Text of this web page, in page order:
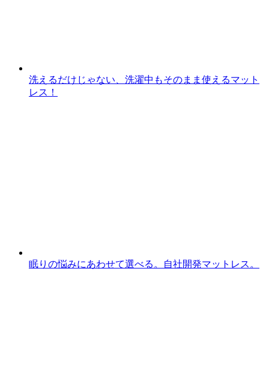
洗えるだけじゃない、洗濯中もそのまま使えるマット
レス！
眠りの悩みにあわせて選べる。自社開発マットレス。